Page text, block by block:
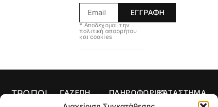
ΕΓΓΡΑΦΗ
* Αποδέχομαι την
πολιτική απορρήτου
και cookies
ΤΡΟΠΟΙ
ΠΛΗΡΩΜΗΣ
ΓΑΖΕΠΗ ΠΛΗΡΟΦΟΡΙΕΣ
Όροι Χρήσης
ΚΑΤΑΣΤΗΜΑ